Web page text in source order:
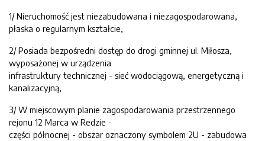
1/ Nieruchomość jest niezabudowana i niezagospodarowana,
płaska o regularnym kształcie,
2/ Posiada bezpośredni dostęp do drogi gminnej ul. Miłosza,
wyposażonej w urządzenia
infrastruktury technicznej - sieć wodociągową, energetyczną i
kanalizacyjną,
3/ W miejscowym planie zagospodarowania przestrzennego
rejonu 12 Marca w Redzie -
części północnej - obszar oznaczony symbolem 2U - zabudowa